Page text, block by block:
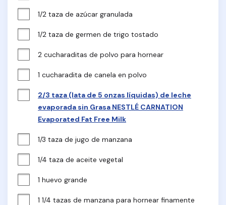
1/2 taza de azúcar granulada
1/2 taza de germen de trigo tostado
2 cucharaditas de polvo para hornear
1 cucharadita de canela en polvo
2/3 taza (lata de 5 onzas líquidas) de leche
evaporada sin Grasa NESTLÉ CARNATION
Evaporated Fat Free Milk
1/3 taza de jugo de manzana
1/4 taza de aceite vegetal
1 huevo grande
1 1/4 tazas de manzana para hornear finamente